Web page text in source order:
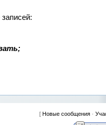
[ Новые сообщения ·